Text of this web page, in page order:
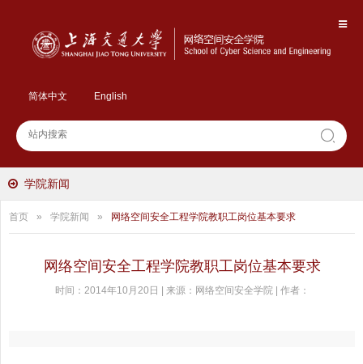
简体中文 English
学院新闻
首页 » 学院新闻 » 网络空间安全工程学院教职工岗位基本要求
网络空间安全工程学院教职工岗位基本要求
时间：2014年10月20日 | 来源：网络空间安全学院 | 作者：